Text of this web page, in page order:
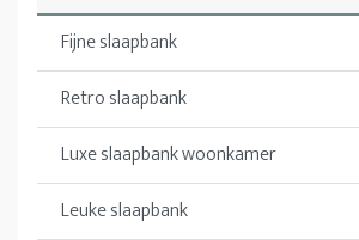
Fijne slaapbank
Retro slaapbank
Luxe slaapbank woonkamer
Leuke slaapbank